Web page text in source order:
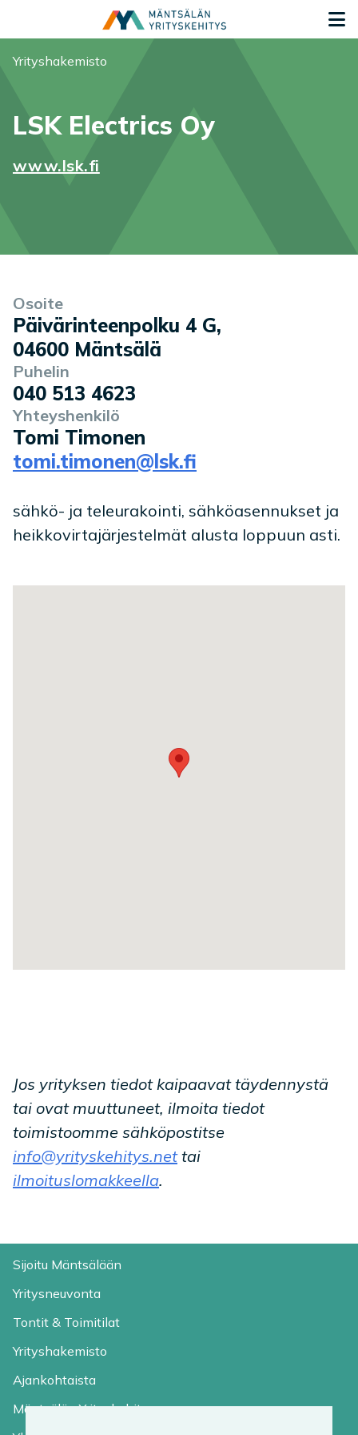
Olet tässä:
Yrityshakemisto
LSK Electrics Oy
www.lsk.fi
Yrityksen tiedot
Osoite
Päivärinteenpolku 4 G,
04600 Mäntsälä
Puhelin
040 513 4623
Yhteyshenkilö
Tomi Timonen
tomi.timonen@lsk.fi
Palvelukuvaus
sähkö- ja teleurakointi, sähköasennukset ja
heikkovirtajärjestelmät alusta loppuun asti.
Jos yrityksen tiedot kaipaavat täydennystä
tai ovat muuttuneet, ilmoita tiedot
toimistoomme sähköpostitse
info@yrityskehitys.nettai
ilmoituslomakkeella.
Sijoitu Mäntsälään
Yritysneuvonta
Tontit & Toimitilat
Yrityshakemisto
Ajankohtaista
Mäntsälän Yrityskehitys